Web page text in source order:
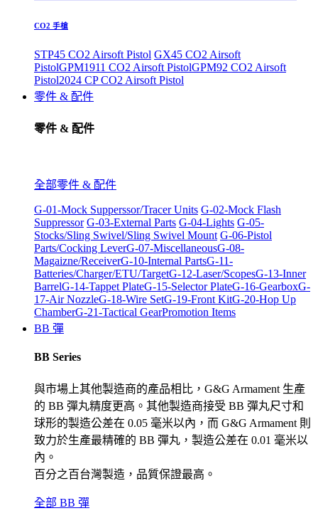
CO2 手槍
STP45 CO2 Airsoft Pistol GX45 CO2 Airsoft
PistolGPM1911 CO2 Airsoft PistolGPM92 CO2 Airsoft
Pistol2024 CP CO2 Airsoft Pistol
零件 & 配件
零件 & 配件
全部零件 & 配件
G-01-Mock Supperssor/Tracer Units G-02-Mock Flash
Suppressor G-03-External Parts G-04-Lights G-05-
Stocks/Sling Swivel/Sling Swivel Mount G-06-Pistol
Parts/Cocking LeverG-07-MiscellaneousG-08-
Magaizne/ReceiverG-10-Internal PartsG-11-
Batteries/Charger/ETU/TargetG-12-Laser/ScopesG-13-Inner
BarrelG-14-Tappet PlateG-15-Selector PlateG-16-GearboxG-
17-Air NozzleG-18-Wire SetG-19-Front KitG-20-Hop Up
ChamberG-21-Tactical GearPromotion Items
BB 彈
BB Series
與市場上其他製造商的產品相比，G&G Armament 生產
的 BB 彈丸精度更高。其他製造商接受 BB 彈丸尺寸和
球形的製造公差在 0.05 毫米以內，而 G&G Armament 則
致力於生產最精確的 BB 彈丸，製造公差在 0.01 毫米以
內。
百分之百台灣製造，品質保證最高。
全部 BB 彈